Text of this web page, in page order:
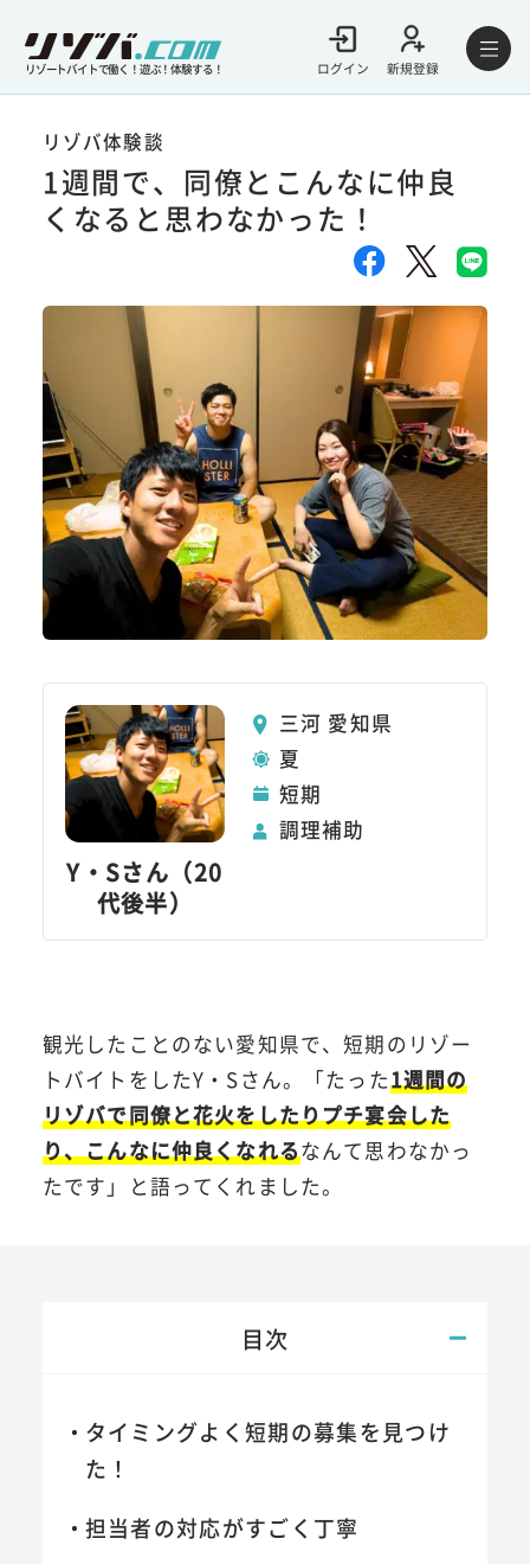
リゾートバイトで働く！遊ぶ！体験する！ ログイン 新規登録
リゾバ体験談
1週間で、同僚とこんなに仲良
くなると思わなかった！
Y・Sさん（20
代後半）
三河 愛知県
夏
短期
調理補助
観光したことのない愛知県で、短期のリゾー
トバイトをしたY・Sさん。「たった1週間の
リゾバで同僚と花火をしたりプチ宴会した
り、こんなに仲良くなれるなんて思わなかっ
たです」と語ってくれました。
目次
タイミングよく短期の募集を見つけ
た！
担当者の対応がすごく丁寧